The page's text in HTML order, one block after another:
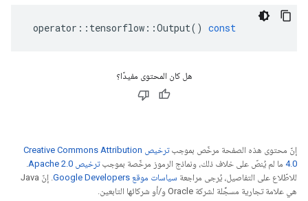
operator :: tensorflow ::Output() const
هل كان المحتوى مفيدًا؟
إنّ محتوى هذه الصفحة مرخّص بموجب
ترخيص Creative Commons Attribution
4.0‏ ما لم يُنصّ على خلاف ذلك، ونماذج الرموز مرخّصة بموجبترخيص Apache 2.0‏
.
للاطّلاع على التفاصيل، يُرجى مراجعة سياسات موقع Google Developers‏
. إنّ Java
هي علامة تجارية مسجَّلة لشركة Oracle و/أو شركائها التابعين.